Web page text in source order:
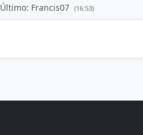
Último: Francis07 (16:53)